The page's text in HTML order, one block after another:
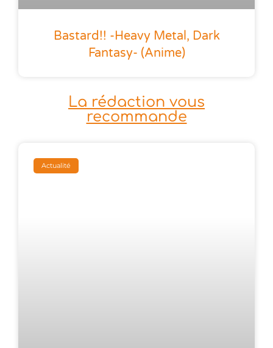
Bastard!! -Heavy Metal, Dark
Fantasy- (anime)
La rédaction vous
recommande
Actualité